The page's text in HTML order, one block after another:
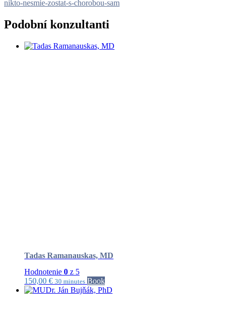
nikto-nesmie-zostat-s-chorobou-sam
Podobní konzultanti
Tadas Ramanauskas, MD
Hodnotenie 0 z 5
150,00 € 30 minutes Book